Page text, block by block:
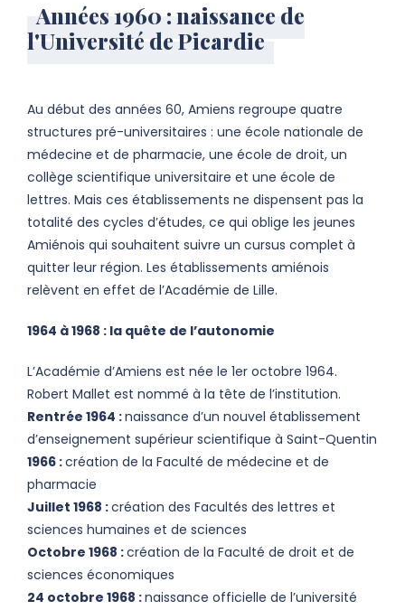
Années 1960 : naissance de
l'Université de Picardie
Au début des années 60, Amiens regroupe quatre
structures pré-universitaires : une école nationale de
médecine et de pharmacie, une école de droit, un
collège scientifique universitaire et une école de
lettres. Mais ces établissements ne dispensent pas la
totalité des cycles d’études, ce qui oblige les jeunes
Amiénois qui souhaitent suivre un cursus complet à
quitter leur région. Les établissements amiénois
relèvent en effet de l’Académie de Lille.
1964 à 1968 : la quête de l’autonomie
L’Académie d’Amiens est née le 1er octobre 1964.
Robert Mallet est nommé à la tête de l’institution.
Rentrée 1964 :naissance d’un nouvel établissement
d’enseignement supérieur scientifique à Saint-Quentin
1966 :création de la Faculté de médecine et de
pharmacie
Juillet 1968 :création des Facultés des lettres et
sciences humaines et de sciences
Octobre 1968 :création de la Faculté de droit et de
sciences économiques
24 octobre 1968 :naissance officielle de l’université